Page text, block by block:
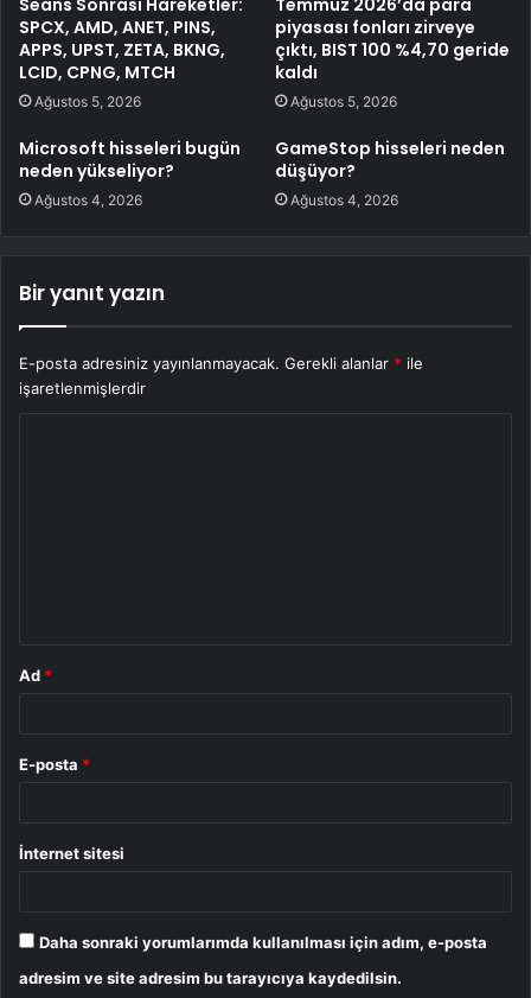
SPCX, AMD, ANET, PINS,
APPS, UPST, ZETA, BKNG,
LCID, CPNG, MTCH
Ağustos 5, 2026
piyasası fonları zirveye
çıktı, BIST 100 %4,70 geride
kaldı
Ağustos 5, 2026
Microsoft hisseleri bugün
neden yükseliyor?
Ağustos 4, 2026
GameStop hisseleri neden
düşüyor?
Ağustos 4, 2026
Bir yanıt yazın
E-posta adresiniz yayınlanmayacak. Gerekli alanlar * ile
işaretlenmişlerdir
Ad *
E-posta *
İnternet sitesi
Daha sonraki yorumlarımda kullanılması için adım, e-posta
adresim ve site adresim bu tarayıcıya kaydedilsin.